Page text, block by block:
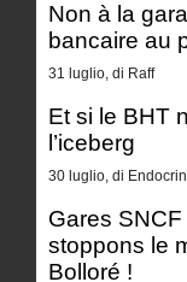
Non à la
bancaire au
31 luglio, di Raff
Et si le BHT
l’iceberg
30 luglio, di
Gares
stoppons le
Bolloré !